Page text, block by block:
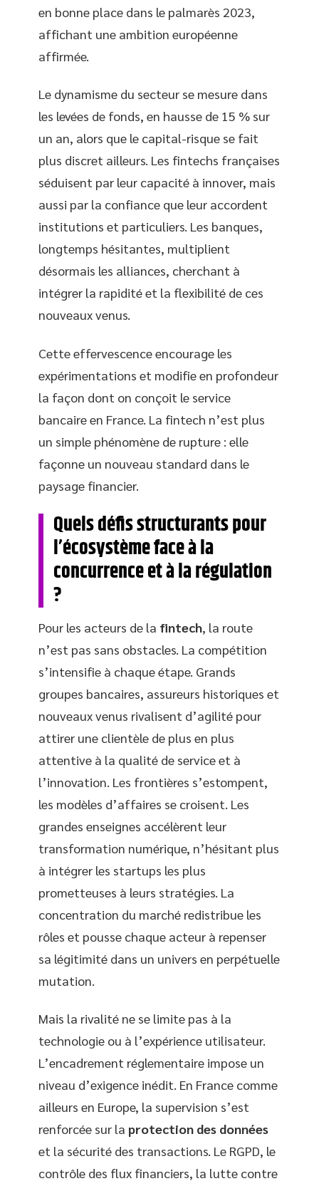
en bonne place dans le palmarès 2023,
affichant une ambition européenne
affirmée.
Le dynamisme du secteur se mesure dans
les levées de fonds, en hausse de 15 % sur
un an, alors que le capital-risque se fait
plus discret ailleurs. Les fintechs françaises
séduisent par leur capacité à innover, mais
aussi par la confiance que leur accordent
institutions et particuliers. Les banques,
longtemps hésitantes, multiplient
désormais les alliances, cherchant à
intégrer la rapidité et la flexibilité de ces
nouveaux venus.
Cette effervescence encourage les
expérimentations et modifie en profondeur
la façon dont on conçoit le service
bancaire en France. La fintech n’est plus
un simple phénomène de rupture : elle
façonne un nouveau standard dans le
paysage financier.
Quels défis structurants pour
l’écosystème face à la
concurrence et à la régulation
?
Pour les acteurs de la fintech, la route
n’est pas sans obstacles. La compétition
s’intensifie à chaque étape. Grands
groupes bancaires, assureurs historiques et
nouveaux venus rivalisent d’agilité pour
attirer une clientèle de plus en plus
attentive à la qualité de service et à
l’innovation. Les frontières s’estompent,
les modèles d’affaires se croisent. Les
grandes enseignes accélèrent leur
transformation numérique, n’hésitant plus
à intégrer les startups les plus
prometteuses à leurs stratégies. La
concentration du marché redistribue les
rôles et pousse chaque acteur à repenser
sa légitimité dans un univers en perpétuelle
mutation.
Mais la rivalité ne se limite pas à la
technologie ou à l’expérience utilisateur.
L’encadrement réglementaire impose un
niveau d’exigence inédit. En France comme
ailleurs en Europe, la supervision s’est
renforcée sur la protection des données
et la sécurité des transactions. Le RGPD, le
contrôle des flux financiers, la lutte contre